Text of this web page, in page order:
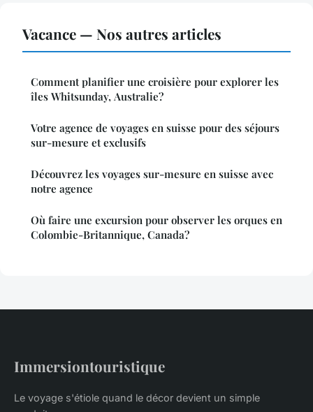
Vacance — Nos autres articles
Comment planifier une croisière pour explorer les
îles Whitsunday, Australie?
Votre agence de voyages en suisse pour des séjours
sur-mesure et exclusifs
Découvrez les voyages sur-mesure en suisse avec
notre agence
Où faire une excursion pour observer les orques en
Colombie-Britannique, Canada?
Immersiontouristique
Le voyage s'étiole quand le décor devient un simple